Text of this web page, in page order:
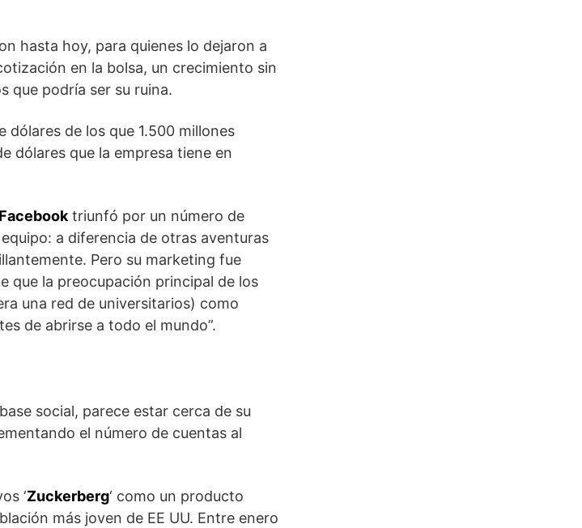
hasta hoy, para quienes lo dejaron a
en la bolsa, un crecimiento sin
que podría ser su ruina.
de los que 1.500 millones
dólares que la empresa tiene en
Facebooktriunfó por un número de
a diferencia de otras aventuras
Pero su marketing fue
que la preocupación principal de los
una red de universitarios) como
de abrirse a todo el mundo”.
social, parece estar cerca de su
el número de cuentas al
‘Zuckerberg‘ como un producto
más joven de EE UU. Entre enero